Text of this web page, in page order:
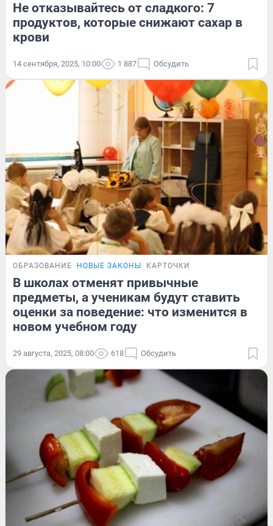
Не отказывайтесь от сладкого: 7
продуктов, которые снижают сахар в
крови
14 сентября, 2025, 10:00 1 887 Обсудить
ОБРАЗОВАНИЕ НОВЫЕ ЗАКОНЫ КАРТОЧКИ
В школах отменят привычные
предметы, а ученикам будут ставить
оценки за поведение: что изменится в
новом учебном году
29 августа, 2025, 08:00 618 Обсудить